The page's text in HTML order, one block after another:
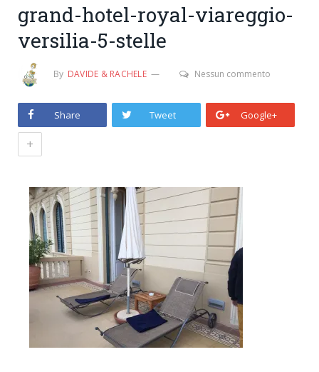
grand-hotel-royal-viareggio-
versilia-5-stelle
By DAVIDE & RACHELE Nessun commento
Share Tweet Google+
+